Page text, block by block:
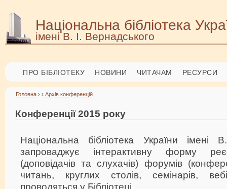
Національна бібліотека
імені В. І. Вернадського
ПРО БІБЛІОТЕКУ НОВИНИ ЧИТАЧАМ РЕСУРСИ
Головна › › Архів конференцій
Конференції 2015 року
Національна бібліотека України імені
запроваджує інтерактивну форму
(доповідачів та слухачів) форумів
читань, круглих столів, семінарів,
проводяться у Бібліотеці.